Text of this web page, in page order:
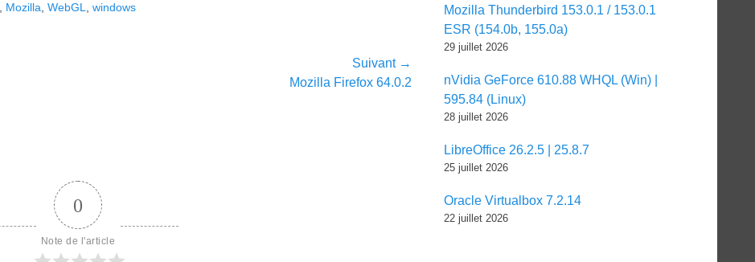
Mozilla WebGL windows
Suivant →
Mozilla Firefox 64.0.2
0
Note de l'article
Mozilla Thunderbird 153.0.1 / 153.0.1
ESR (154.0b, 155.0a)
29 juillet 2026
nVidia GeForce 610.88 WHQL (Win) |
595.84 (Linux)
28 juillet 2026
LibreOffice 26.2.5 | 25.8.7
25 juillet 2026
Oracle Virtualbox 7.2.14
22 juillet 2026